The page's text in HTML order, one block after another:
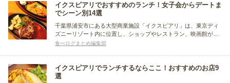
めました。
イクスピアリでおすすめのランチ！女子会からデートま
でシーン別14選
千葉県浦安市にある大型商業施設「イクスピアリ」は、東京ディ
ズニーリゾート内に位置し、ショップやレストラン、映画館が集
まり、テーマパークのようなエンターテインメント性豊かな空間
た。
食べログまとめ編集部
イクスピアリでランチするならここ！おすすめのお店9
選